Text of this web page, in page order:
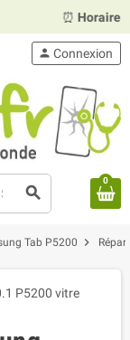
Horaires :Mardi,
search
person Connexion
0
Tab P5200 chevron_right